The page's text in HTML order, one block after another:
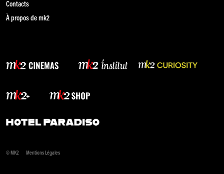
Contacts
À propos de mk2
© MK2 Mentions Légales